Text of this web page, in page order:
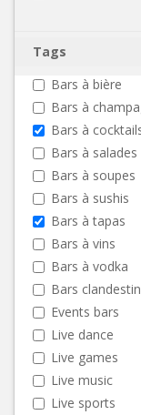
Tags
Bars à bière
Bars à
Bars à
Bars à salades
Bars à soupes
Bars à sushis
Bars à tapas
Bars à vins
Bars à vodka
Bars
Events bars
Live dance
Live games
Live music
Live sports